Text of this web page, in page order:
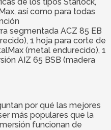
así como para todas
segmentada ACZ 85 EB
1 hoja para corte de
(metal endurecido), 1
AIZ 65 BSB (madera
por qué las mejores
más populares que la
funcionan de